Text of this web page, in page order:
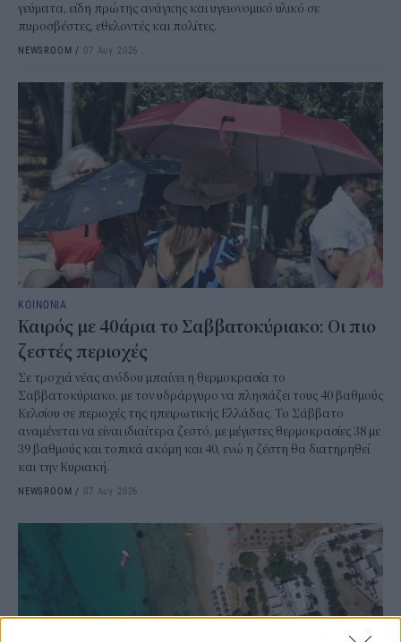
γεύματα, είδη πρώτης ανάγκης και υγειονομικό υλικό σε
πυροσβέστες, εθελοντές και πολίτες.
NEWSROOM / 07 Αυγ 2026
ΚΟΙΝΩΝΙΑ
Καιρός με 40άρια το Σαββατοκύριακο: Οι πιο
ζεστές περιοχές
Σε τροχιά νέας ανόδου μπαίνει η θερμοκρασία το
Σαββατοκύριακο, με τον υδράργυρο να πλησιάζει τους 40 βαθμούς
Κελσίου σε περιοχές της ηπειρωτικής Ελλάδας. Το Σάββατο
αναμένεται να είναι ιδιαίτερα ζεστό, με μέγιστες θερμοκρασίες 38 με
39 βαθμούς και τοπικά ακόμη και 40, ενώ η ζέστη θα διατηρηθεί
και την Κυριακή.
NEWSROOM / 07 Αυγ 2026